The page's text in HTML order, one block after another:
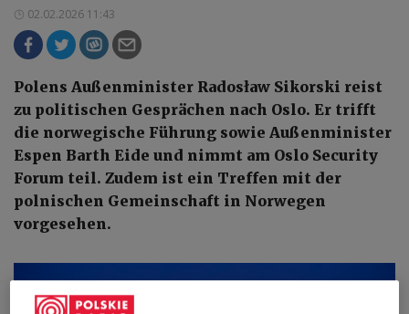
02.02.2026 11:43
Polens Außenminister Radosław Sikorski reist
zu politischen Gesprächen nach Oslo. Er trifft
die norwegische Führung sowie Außenminister
Espen Barth Eide und nimmt am Oslo Security
Forum teil. Zudem ist ein Treffen mit der
polnischen Gemeinschaft in Norwegen
vorgesehen.